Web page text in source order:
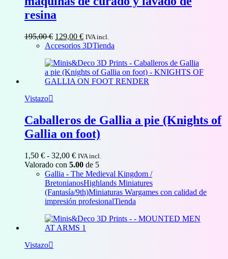
resina
195,00€ El
precio
era:
195,00 €.
129,00 €El
precio
es:
129,00 €.
IVA incl.
Accesorios 3DTienda
Vistazo
Caballeros de Gallia a pie (Knights of
Gallia on foot)
1,50 € - 32,00 €Rango
de
precios:
desde
1,50 €
hasta
IVA incl.
Valorado con 5.00 de 5
Gallia - The Medieval Kingdom /
BretonianosHighlands Miniatures
(Fantasía/9th)Miniaturas Wargames con calidad de
impresión profesionalTienda
Vistazo